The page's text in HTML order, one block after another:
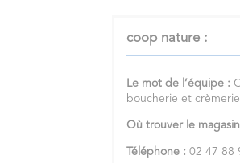
coop nature :
Le mot de l’équipe :
boucherie et
Où trouver le
Téléphone :02 47 88